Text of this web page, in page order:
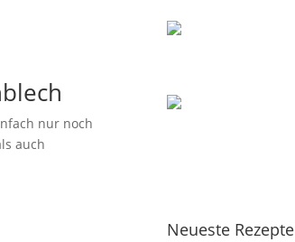
nur noch
auch
Neueste Rezepte